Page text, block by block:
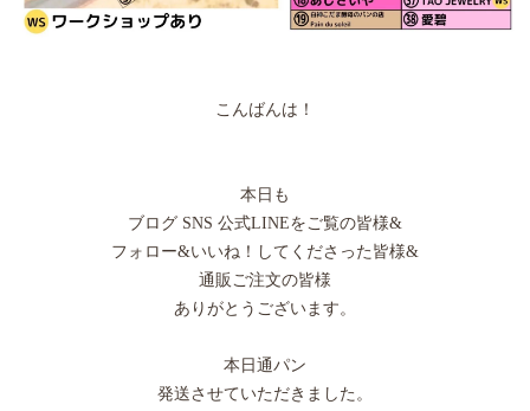
こんばんは！
本日も
ブログ SNS 公式LINEをご覧の皆様&
フォロー&いいね！してくださった皆様&
通販ご注文の皆様
ありがとうございます。
本日通パン
発送させていただきました。